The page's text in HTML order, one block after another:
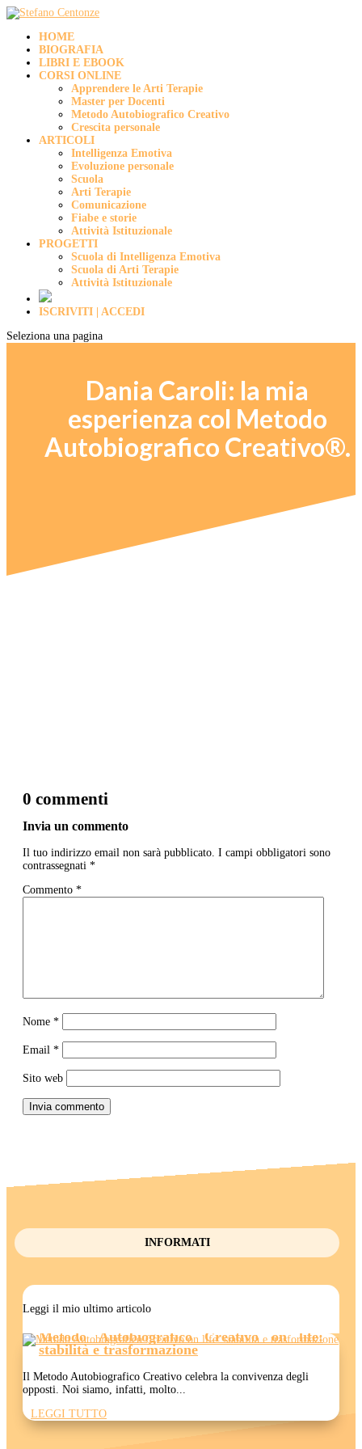
HOME
BIOGRAFIA
LIBRI E EBOOK
CORSI ONLINE
Apprendere le Arti Terapie
Master per Docenti
Metodo Autobiografico Creativo
Crescita personale
ARTICOLI
Intelligenza Emotiva
Evoluzione personale
Scuola
Arti Terapie
Comunicazione
Fiabe e storie
Attività Istituzionale
PROGETTI
Scuola di Intelligenza Emotiva
Scuola di Arti Terapie
Attività Istituzionale
ISCRIVITI | ACCEDI
Seleziona una pagina
Dania Caroli: la mia
esperienza col Metodo
Autobiografico Creativo®.
0 commenti
Invia un commento
Il tuo indirizzo email non sarà pubblicato. I campi obbligatori sono
contrassegnati *
Commento *
Nome *
Email *
Sito web
Invia commento
INFORMATI
Leggi il mio ultimo articolo
Metodo Autobiografico Creativo on life:
stabilità e trasformazione
Il Metodo Autobiografico Creativo celebra la convivenza degli
opposti. Noi siamo, infatti, molto...
LEGGI TUTTO